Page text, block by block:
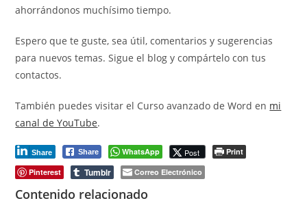
ahorrándonos muchísimo tiempo.
Espero que te guste, sea útil, comentarios y sugerencias
para nuevos temas. Sigue el blog y compártelo con tus
contactos.
También puedes visitar el Curso avanzado de Word en mi
canal de YouTube.
Share Share WhatsApp Post
Print
Pinterest
Tumblr Correo Electrónico
Contenido relacionado